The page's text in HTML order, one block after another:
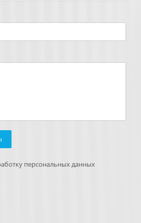
персональных данных